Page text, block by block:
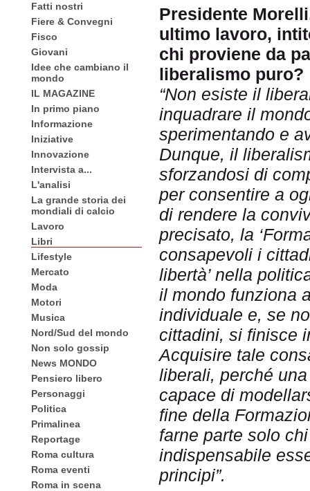
Fatti nostri
Fiere & Convegni
Fisco
Giovani
Idee che cambiano il
mondo
IL MAGAZINE
In primo piano
Informazione
Iniziative
Innovazione
Intervista a...
L'analisi
La grande storia dei
mondiali di calcio
Lavoro
Libri
Lifestyle
Mercato
Moda
Motori
Musica
Nord/Sud del mondo
Non solo gossip
News MONDO
Pensiero libero
Personaggi
Politica
Primalinea
Reportage
Roma cultura
Roma eventi
Roma in scena
Presidente
ultimo lavoro,
chi proviene da
liberalismo puro?
“Non esiste il
inquadrare il
sperimentando e
Dunque, il
sforzandosi di
per consentire a
di rendere la
precisato, la
consapevoli i
libertà’ nella
il mondo funziona
individuale e, se
cittadini, si finisce
Acquisire tale
liberali, perché
capace di
fine della
farne parte solo
indispensabile
principi”.